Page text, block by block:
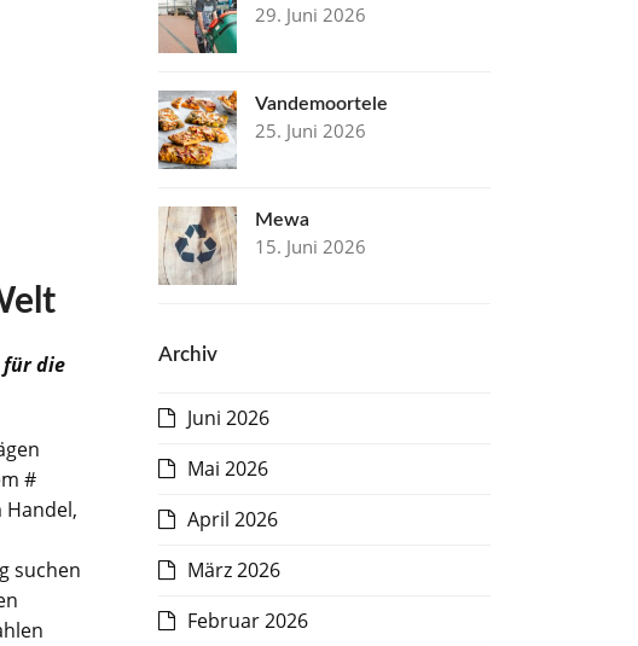
für die
#
Handel,
suchen
29. Juni 2026
Vandemoortele
25. Juni 2026
Mewa
15. Juni 2026
Archiv
Juni 2026
Mai 2026
April 2026
März 2026
Februar 2026